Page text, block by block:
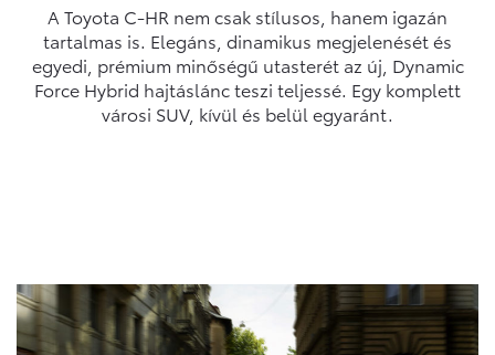
A Toyota C-HR nem csak stílusos, hanem igazán
tartalmas is. Elegáns, dinamikus megjelenését és
egyedi, prémium minőségű utasterét az új, Dynamic
Force Hybrid hajtáslánc teszi teljessé. Egy komplett
városi SUV, kívül és belül egyaránt.